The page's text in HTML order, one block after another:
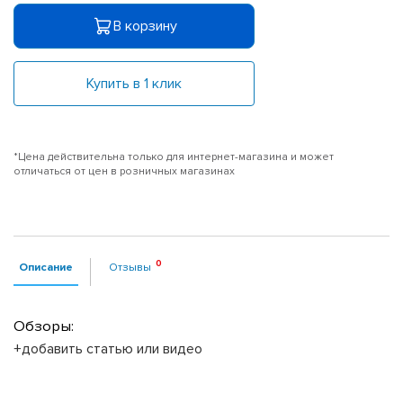
В корзину
Купить в 1 клик
*Цена действительна только для интернет-магазина и может
отличаться от цен в розничных магазинах
Описание Отзывы
Обзоры:
+добавить статью или видео